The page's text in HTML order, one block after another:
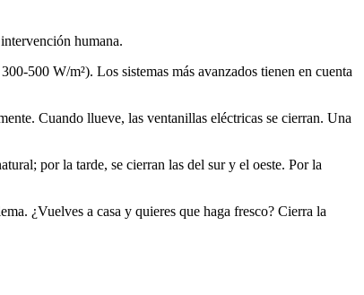
humana.
500 W/m²). Los sistemas más avanzados tienen en cuenta
Cuando llueve, las ventanillas eléctricas se cierran. Una
por la tarde, se cierran las del sur y el oeste. Por la
¿Vuelves a casa y quieres que haga fresco? Cierra la